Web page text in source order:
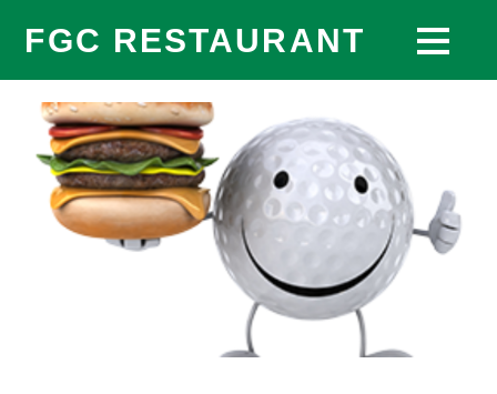
FGC RESTAURANT